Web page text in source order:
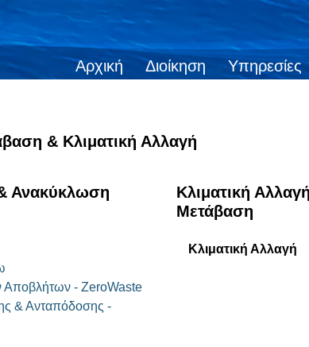
Αρχική Διοίκηση Υπηρεσίες
& Κλιματική Αλλαγή
Ανακύκλωση
Αποβλήτων - ZeroWaste
& Ανταπόδοσης -
Κλιματική
Μετάβαση
Κλιματική Αλλαγή